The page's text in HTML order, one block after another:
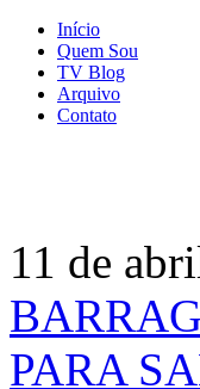
Início
Quem Sou
TV Blog
Arquivo
Contato
11 de
PARA